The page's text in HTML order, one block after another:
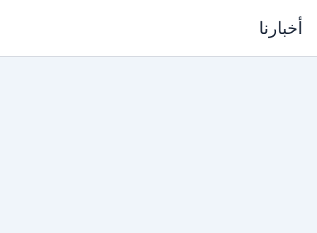
أخبارنا